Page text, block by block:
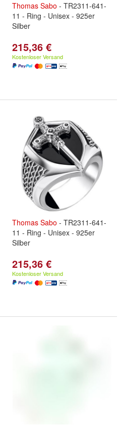
Thomas Sabo - TR2311-641-
11 - Ring - Unisex - 925er
Silber
215,36 €
Kostenloser Versand
Thomas Sabo - TR2311-641-
11 - Ring - Unisex - 925er
Silber
215,36 €
Kostenloser Versand